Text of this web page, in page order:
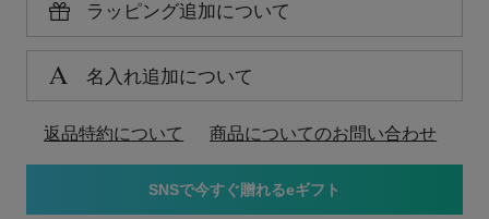
ラッピング追加について
名入れ追加について
返品特約について 商品についてのお問い合わせ